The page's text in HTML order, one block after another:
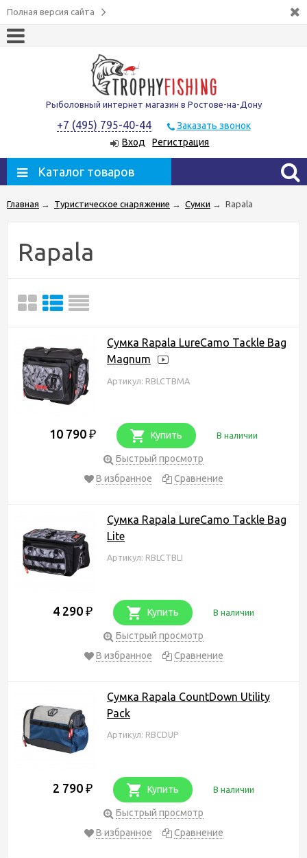
Полная версия сайта
Рыболовный интернет магазин в Ростове-на-Дону
+7 (495) 795-40-44
Заказать звонок
Вход
Регистрация
Каталог товаров
Главная → Туристическое снаряжение → Сумки → Rapala
Rapala
Сумка Rapala LureCamo Tackle Bag
Magnum
Артикул: RBLCTBMA
10 790 ₽ Купить В наличии
Быстрый просмотр
В избранное
Сравнение
Сумка Rapala LureCamo Tackle Bag
Lite
Артикул: RBLCTBLI
4 290 ₽ Купить В наличии
Быстрый просмотр
В избранное
Сравнение
Сумка Rapala CountDown Utility
Pack
Артикул: RBCDUP
2 790 ₽ Купить В наличии
Быстрый просмотр
В избранное
Сравнение